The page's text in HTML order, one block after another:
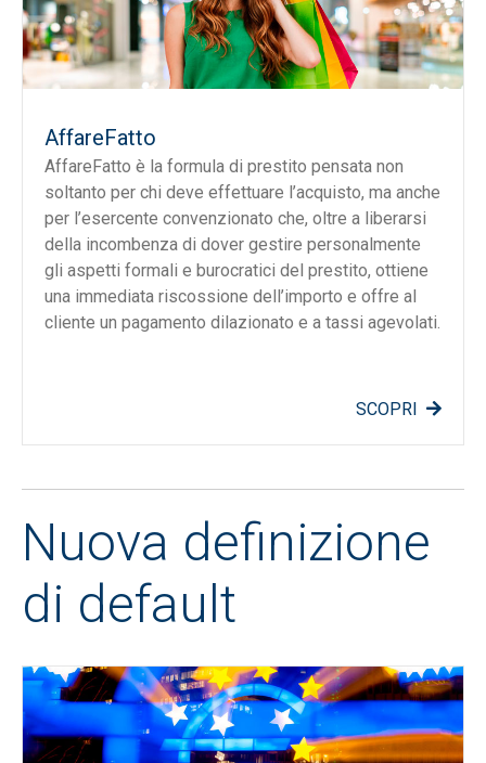
AffareFatto
AffareFatto è la formula di prestito pensata non
soltanto per chi deve effettuare l’acquisto, ma anche
per l’esercente convenzionato che, oltre a liberarsi
della incombenza di dover gestire personalmente
gli aspetti formali e burocratici del prestito, ottiene
una immediata riscossione dell’importo e offre al
cliente un pagamento dilazionato e a tassi agevolati.
SCOPRI
Nuova definizione
di default